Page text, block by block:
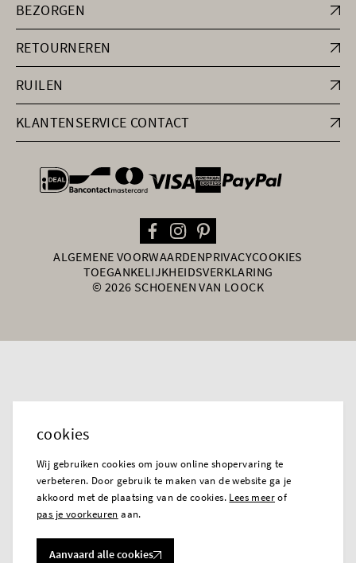
BEZORGEN
RETOURNEREN
RUILEN
KLANTENSERVICE CONTACT
general.paymentOptions
ALGEMENE VOORWAARDENPRIVACYCOOKIES
TOEGANKELIJKHEIDSVERKLARING
© 2026 SCHOENEN VAN LOOCK
cookies
Wij gebruiken cookies om jouw online shopervaring te
verbeteren. Door gebruik te maken van de website ga je
akkoord met de plaatsing van de cookies. Lees meerof
pas je voorkeuren aan.
Aanvaard alle cookies